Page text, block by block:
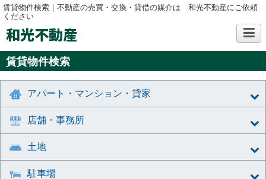
賃貸物件検索｜不動産の売買・交換・貸借の媒介は 和光不動産にご依頼
ください
和光不動産
賃貸物件検索
アパート・マンション・貸家
店舗・事務所
土地
駐車場